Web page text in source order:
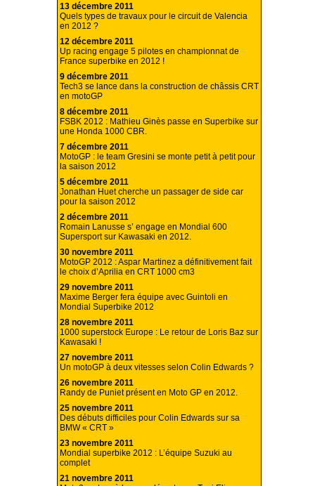
13 décembre 2011
Quels types de travaux pour le circuit de Valencia
en 2012 ?
12 décembre 2011
Up racing engage 5 pilotes en championnat de
France superbike en 2012 !
9 décembre 2011
Tech3 se lance dans la construction de châssis CRT
en motoGP
8 décembre 2011
FSBK 2012 : Mathieu Ginès passe en Superbike sur
une Honda 1000 CBR.
7 décembre 2011
MotoGP : le team Gresini se monte petit à petit pour
la saison 2012
5 décembre 2011
Jonathan Huet cherche un passager de side car
pour la saison 2012
2 décembre 2011
Romain Lanusse s’ engage en Mondial 600
Supersport sur Kawasaki en 2012.
30 novembre 2011
MotoGP 2012 : Aspar Martinez a définitivement fait
le choix d’Aprilia en CRT 1000 cm3
29 novembre 2011
Maxime Berger fera équipe avec Guintoli en
Mondial Superbike 2012
28 novembre 2011
1000 superstock Europe : Le retour de Loris Baz sur
Kawasaki !
27 novembre 2011
Un motoGP à deux vitesses selon Colin Edwards ?
26 novembre 2011
Randy de Puniet présent en Moto GP en 2012.
25 novembre 2011
Des débuts difficiles pour Colin Edwards sur sa
BMW « CRT »
23 novembre 2011
Mondial superbike 2012 : L’équipe Suzuki au
complet
21 novembre 2011